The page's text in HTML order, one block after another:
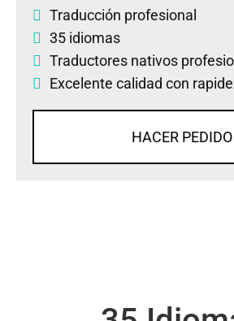
Traducción profesional
35 idiomas
Traductores nativos
Excelente calidad con
HACER PEDIDO